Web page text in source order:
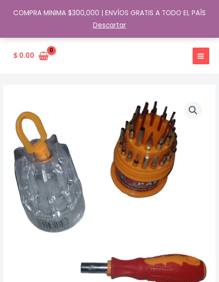
COMPRA MINIMA $300,000 | ENVÍOS GRATIS A TODO EL PAÍS
Descartar
$ 0.00